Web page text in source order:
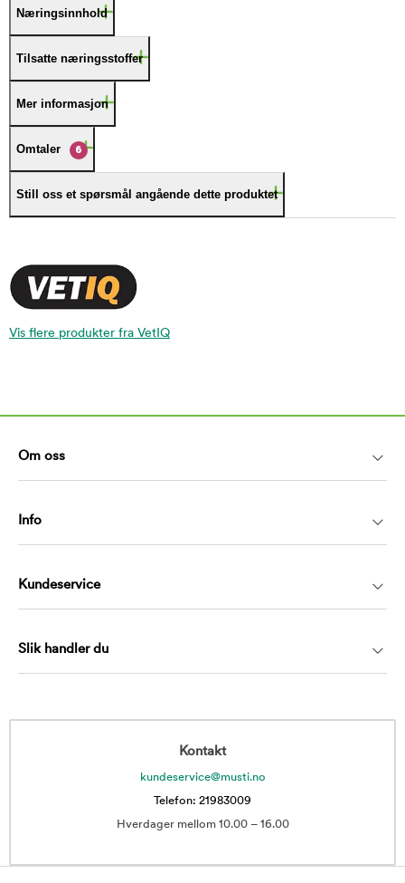
Næringsinnhold
Tilsatte næringsstoffer
Mer informasjon
Omtaler 6
Still oss et spørsmål angående dette produktet
Vis flere produkter fra VetIQ
Om oss
Info
Kundeservice
Slik handler du
Kontakt
kundeservice@musti.no
Telefon: 21983009
Hverdager mellom 10.00 – 16.00